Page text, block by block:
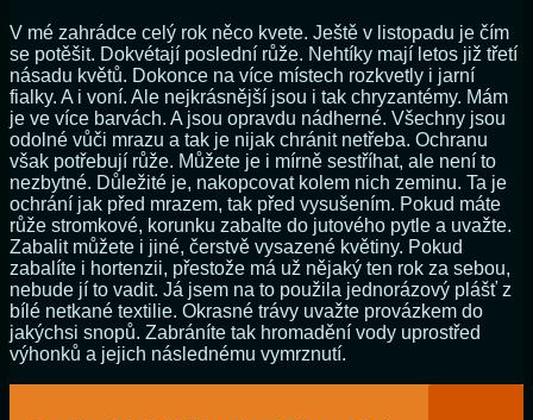
V mé zahrádce celý rok něco kvete. Ještě v listopadu je čím
se potěšit. Dokvétají poslední růže. Nehtíky mají letos již třetí
násadu květů. Dokonce na více místech rozkvetly i jarní
fialky. A i voní. Ale nejkrásnější jsou i tak chryzantémy. Mám
je ve více barvách. A jsou opravdu nádherné. Všechny jsou
odolné vůči mrazu a tak je nijak chránit netřeba. Ochranu
však potřebují růže. Můžete je i mírně sestříhat, ale není to
nezbytné. Důležité je, nakopcovat kolem nich zeminu. Ta je
ochrání jak před mrazem, tak před vysušením. Pokud máte
růže stromkové, korunku zabalte do jutového pytle a uvažte.
Zabalit můžete i jiné, čerstvě vysazené květiny. Pokud
zabalíte i hortenzii, přestože má už nějaký ten rok za sebou,
nebude jí to vadit. Já jsem na to použila jednorázový plášť z
bílé netkané textilie. Okrasné trávy uvažte provázkem do
jakýchsi snopů. Zabráníte tak hromadění vody uprostřed
výhonků a jejich následnému vymrznutí.